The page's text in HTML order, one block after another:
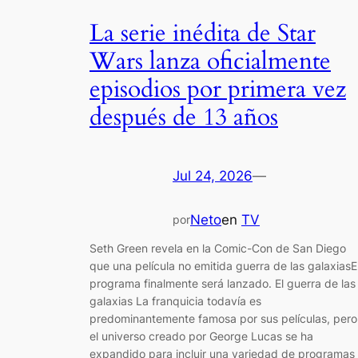
La serie inédita de Star
Wars lanza oficialmente
episodios por primera vez
después de 13 años
Jul 24, 2026—
porNetoen TV
Seth Green revela en la Comic-Con de San Diego
que una película no emitida guerra de las
programa finalmente será lanzado. El guerra de las
galaxias La franquicia todavía es
predominantemente famosa por sus películas, pero
el universo creado por George Lucas se ha
expandido para incluir una variedad de programas